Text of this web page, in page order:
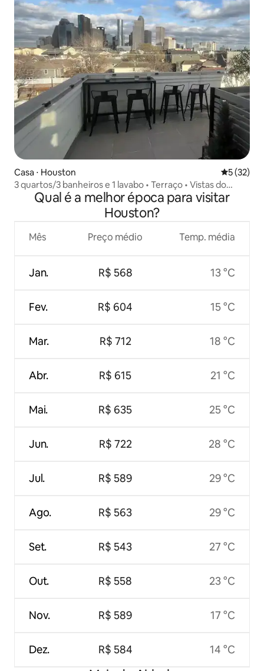
Casa ⋅ Houston 5 de uma
5 (32)
3 quartos/3 banheiros e 1 lavabo • Terraço • Vistas do
centro de Houston
Qual é a melhor época para visitar
Houston?
Mês
Jan.
Fev.
Mar.
Abr.
Mai.
Jun.
Jul.
Ago.
Set.
Out.
Nov.
Dez.
Preço médio
R$ 568
R$ 604
R$ 712
R$ 615
R$ 635
R$ 722
R$ 589
R$ 563
R$ 543
R$ 558
R$ 589
R$ 584
Temp. média
13 °C
15 °C
18 °C
21 °C
25 °C
28 °C
29 °C
29 °C
27 °C
23 °C
17 °C
14 °C